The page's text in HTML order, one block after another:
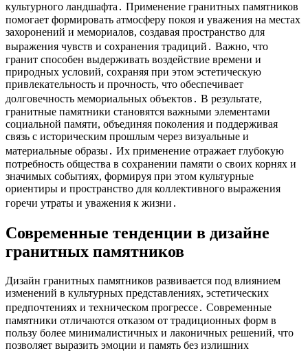
культурного ландшафта․ Применение гранитных памятников
помогает формировать атмосферу покоя и уважения на местах
захоронений и мемориалов, создавая пространство для
выражения чувств и сохранения традиций․ Важно, что
гранит способен выдерживать воздействие времени и
природных условий, сохраняя при этом эстетическую
привлекательность и прочность, что обеспечивает
долговечность мемориальных объектов․ В результате,
гранитные памятники становятся важными элементами
социальной памяти, объединяя поколения и поддерживая
связь с историческим прошлым через визуальные и
материальные образы․ Их применение отражает глубокую
потребность общества в сохранении памяти о своих корнях и
значимых событиях, формируя при этом культурные
ориентиры и пространство для коллективного выражения
горечи утраты и уважения к жизни․
Современные тенденции в дизайне
гранитных памятников
Дизайн гранитных памятников развивается под влиянием
изменений в культурных представлениях, эстетических
предпочтениях и техническом прогрессе․ Современные
памятники отличаются отказом от традиционных форм в
пользу более минималистичных и лаконичных решений, что
позволяет выразить эмоции и память без излишних